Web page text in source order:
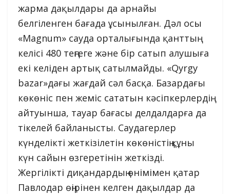
жарма дақылдары да арнайы
белгіленген бағада ұсынылған. Дәл осы
«Magnum» сауда орталығында қанттың
келісі 480 теңгеге және бір сатып алушыға
екі келіден артық сатылмайды. «Qyrgy
bazar»дағы жағдай сәл басқа. Базардағы
көкөніс пен жеміс сататын кәсіпкерлердің
айтуынша, тауар бағасы делдалдарға да
тікелей байланысты. Саудагерлер
күнделікті жеткізілетін көкөністің құны
күн сайын өзгеретінін жеткізді.
Жергілікті диқандардың өнімімен қатар
Павлодар өңірінен келген дақылдар да